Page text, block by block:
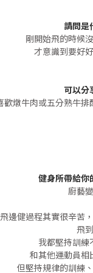
請問是
剛開始飛的時候
才意識到要好
可以分
歡燉牛肉或五分熟牛
健身所帶給你
廚藝
邊健過程其實很辛苦
飛
我都堅持訓練
和其他運動員相
但堅持規律的訓練